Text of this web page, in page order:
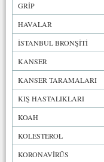
GRİP
HAVALAR
İSTANBUL BRONŞİTİ
KANSER
KANSER TARAMALARI
KIŞ HASTALIKLARI
KOAH
KOLESTEROL
KORONAVİRÜS